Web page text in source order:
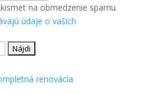
na obmedzenie spamu.
údaje o vašich
renovácia